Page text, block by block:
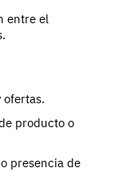
entre el
ofertas.
producto o
o presencia de